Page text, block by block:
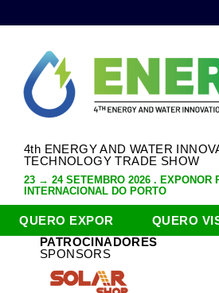
4th ENERGY AND WATER
TECHNOLOGY TRADE SHOW
23 → 24 SETEMBRO 2026 . EXPONOR
INTERNACIONAL DO PORTO
QUERO EXPOR
QUERO
PATROCINADORES
SPONSORS